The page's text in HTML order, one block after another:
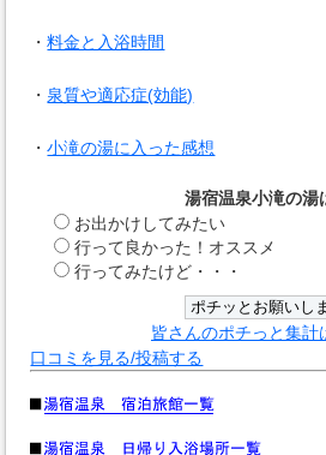
・料金と入浴時間
・ 泉質や適応症(効能)
・小滝の湯に入った感想
湯宿温泉小滝の湯
お出かけしてみたい
行って良かった！オススメ
行ってみたけど・・・
皆さんのポチっと集計
口コミを見る/投稿する